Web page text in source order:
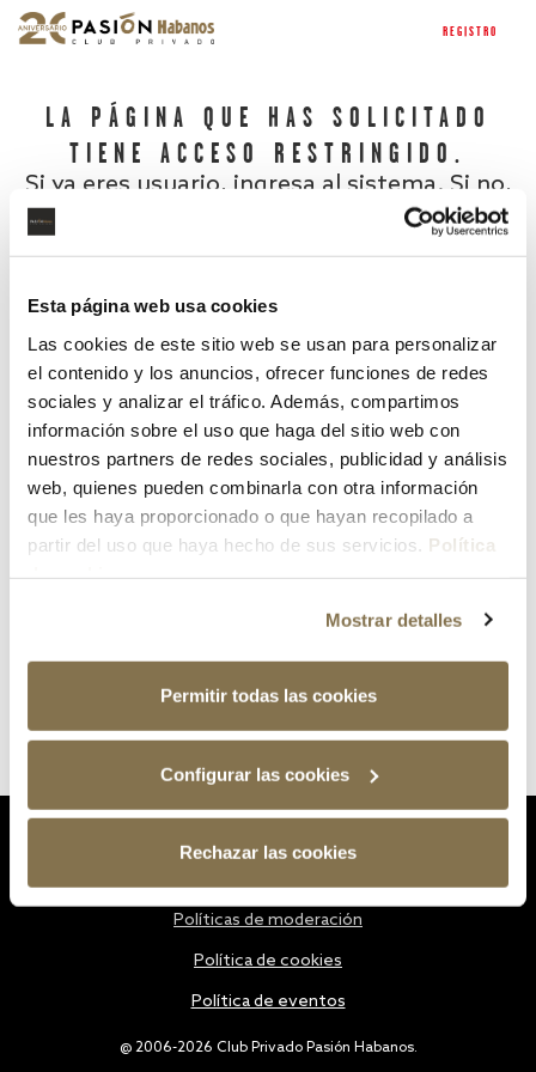
Esta página web usa cookies
Las cookies de este sitio web se usan para personalizar
el contenido y los anuncios, ofrecer funciones de redes
sociales y analizar el tráfico. Además, compartimos
información sobre el uso que haga del sitio web con
nuestros partners de redes sociales, publicidad y análisis
web, quienes pueden combinarla con otra información
que les haya proporcionado o que hayan recopilado a
partir del uso que haya hecho de sus servicios. Política
Mostrar detalles
Permitir todas las cookies
Configurar las cookies
Rechazar las cookies
REGISTRO
LA PÁGINA QUE HAS SOLICITADO
TIENE ACCESO RESTRINGIDO.
Si ya eres usuario, ingresa al sistema. Si no,
¿Has olvidado tu contraseña?
@ 2006-2026 Club Privado Pasión Habanos.
Políticas de moderación
Política de cookies
Política de eventos